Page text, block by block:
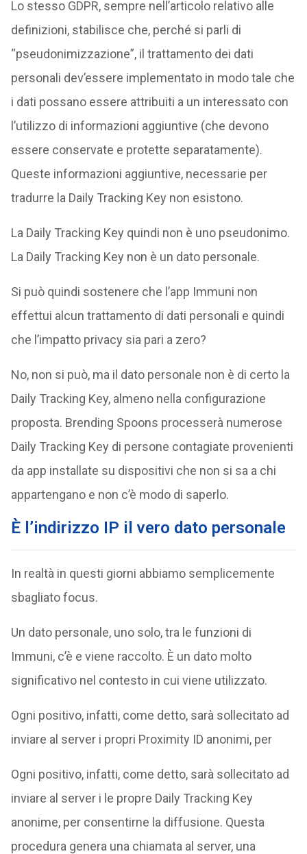
Lo stesso GDPR, sempre nell’articolo relativo alle
definizioni, stabilisce che, perché si parli di
“pseudonimizzazione”, il trattamento dei dati
personali dev’essere implementato in modo tale che
i dati possano essere attribuiti a un interessato con
l’utilizzo di informazioni aggiuntive (che devono
essere conservate e protette separatamente).
Queste informazioni aggiuntive, necessarie per
tradurre la Daily Tracking Key non esistono.
La Daily Tracking Key quindi non è uno pseudonimo.
La Daily Tracking Key non è un dato personale.
Si può quindi sostenere che l’app Immuni non
effettui alcun trattamento di dati personali e quindi
che l’impatto privacy sia pari a zero?
No, non si può, ma il dato personale non è di certo la
Daily Tracking Key, almeno nella configurazione
proposta. Brending Spoons processerà numerose
Daily Tracking Key di persone contagiate provenienti
da app installate su dispositivi che non si sa a chi
appartengano e non c’è modo di saperlo.
È l’indirizzo IP il vero dato personale
In realtà in questi giorni abbiamo semplicemente
sbagliato focus.
Un dato personale, uno solo, tra le funzioni di
Immuni, c’è e viene raccolto. È un dato molto
significativo nel contesto in cui viene utilizzato.
Ogni positivo, infatti, come detto, sarà sollecitato ad
inviare al server i propri Proximity ID anonimi, per
Ogni positivo, infatti, come detto, sarà sollecitato ad
inviare al server i le propre Daily Tracking Key
anonime, per consentirne la diffusione. Questa
procedura genera una chiamata al server, una